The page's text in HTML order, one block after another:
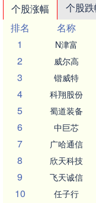
个股涨幅 个股
排名
名称
1
N津富
2 威尔高
3 锴威特
4 科翔股份
5 蜀道装备
6 中巨芯
7 广哈通信
8 欣天科技
9 飞天诚信
10 任子行